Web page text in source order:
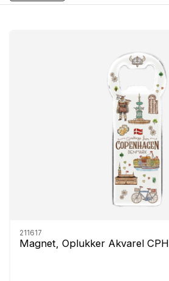
211617
Magnet, Oplukker Akvarel CPH